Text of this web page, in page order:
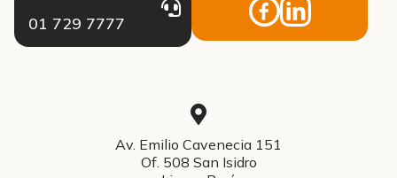
01 729 7777
Av. Emilio Cavenecia 151
Of. 508 San Isidro